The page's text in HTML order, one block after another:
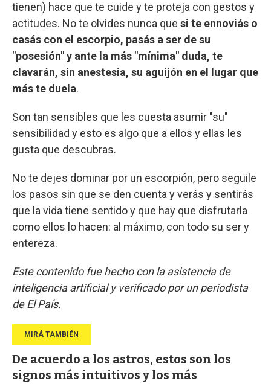
tienen) hace que te cuide y te proteja con gestos y
actitudes. No te olvides nunca que si te ennoviás o
casás con el escorpio, pasás a ser de su
"posesión" y ante la más "mínima" duda, te
clavarán, sin anestesia, su aguijón en el lugar que
más te duela.
Son tan sensibles que les cuesta asumir "su"
sensibilidad y esto es algo que a ellos y ellas les
gusta que descubras.
No te dejes dominar por un escorpión, pero seguile
los pasos sin que se den cuenta y verás y sentirás
que la vida tiene sentido y que hay que disfrutarla
como ellos lo hacen: al máximo, con todo su ser y
entereza.
Este contenido fue hecho con la asistencia de
inteligencia artificial y verificado por un periodista
de El País.
De acuerdo a los astros, estos son los
signos más intuitivos y los más